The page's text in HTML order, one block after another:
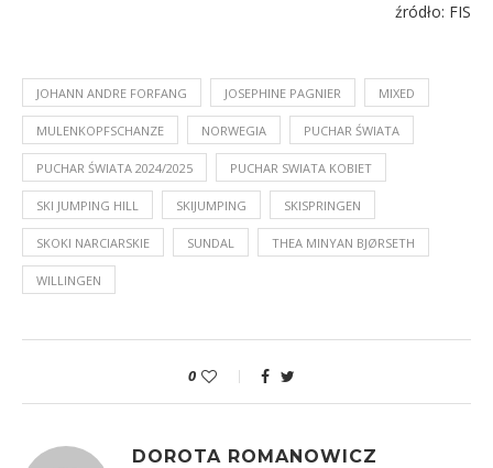
źródło: FIS
JOHANN ANDRE FORFANG JOSEPHINE PAGNIER MIXED
MULENKOPFSCHANZE NORWEGIA PUCHAR ŚWIATA
PUCHAR ŚWIATA 2024/2025 PUCHAR SWIATA KOBIET
SKI JUMPING HILL SKIJUMPING SKISPRINGEN
SKOKI NARCIARSKIE SUNDAL THEA MINYAN BJØRSETH
WILLINGEN
0
DOROTA ROMANOWICZ